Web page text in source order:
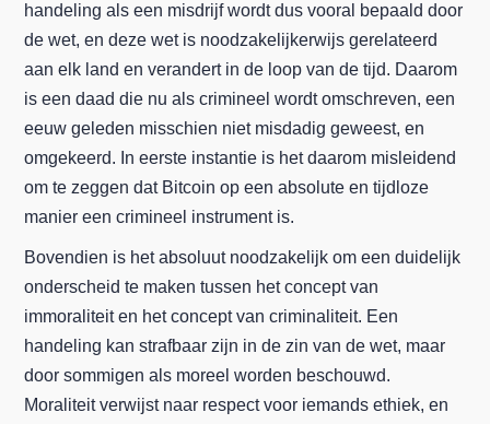
handeling als een misdrijf wordt dus vooral bepaald door
de wet, en deze wet is noodzakelijkerwijs gerelateerd
aan elk land en verandert in de loop van de tijd. Daarom
is een daad die nu als crimineel wordt omschreven, een
eeuw geleden misschien niet misdadig geweest, en
omgekeerd. In eerste instantie is het daarom misleidend
om te zeggen dat Bitcoin op een absolute en tijdloze
manier een crimineel instrument is.
Bovendien is het absoluut noodzakelijk om een duidelijk
onderscheid te maken tussen het concept van
immoraliteit en het concept van criminaliteit. Een
handeling kan strafbaar zijn in de zin van de wet, maar
door sommigen als moreel worden beschouwd.
Moraliteit verwijst naar respect voor iemands ethiek, en